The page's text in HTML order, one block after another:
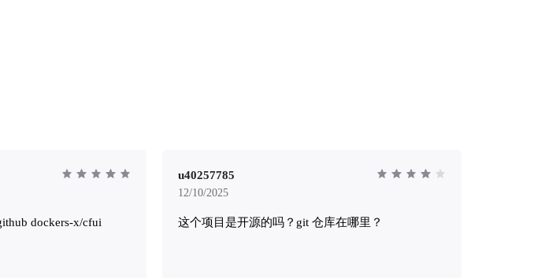
dockers-x/cfui
u40257785
12/10/2025
这个项目是开源的吗？git 仓库在哪里？